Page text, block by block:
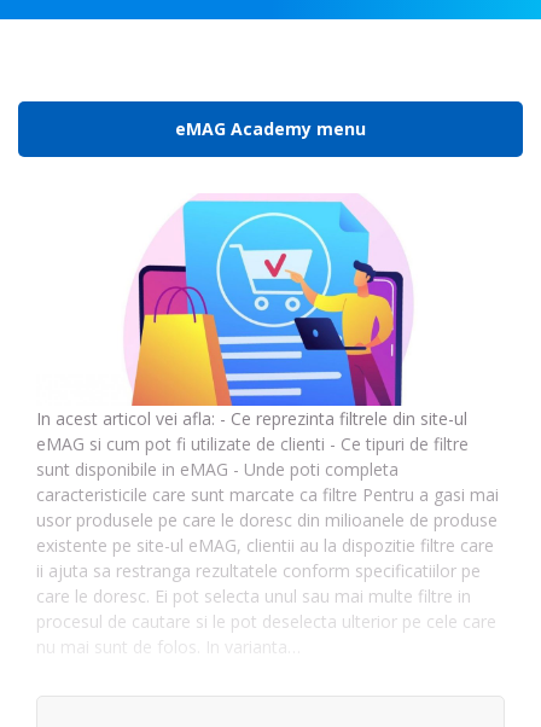
eMAG Academy menu
In acest articol vei afla: - Ce reprezinta filtrele din site-ul
eMAG si cum pot fi utilizate de clienti - Ce tipuri de filtre
sunt disponibile in eMAG - Unde poti completa
caracteristicile care sunt marcate ca filtre Pentru a gasi mai
usor produsele pe care le doresc din milioanele de produse
existente pe site-ul eMAG, clientii au la dispozitie filtre care
ii ajuta sa restranga rezultatele conform specificatiilor pe
care le doresc. Ei pot selecta unul sau mai multe filtre in
procesul de cautare si le pot deselecta ulterior pe cele care
nu mai sunt de folos. In varianta…